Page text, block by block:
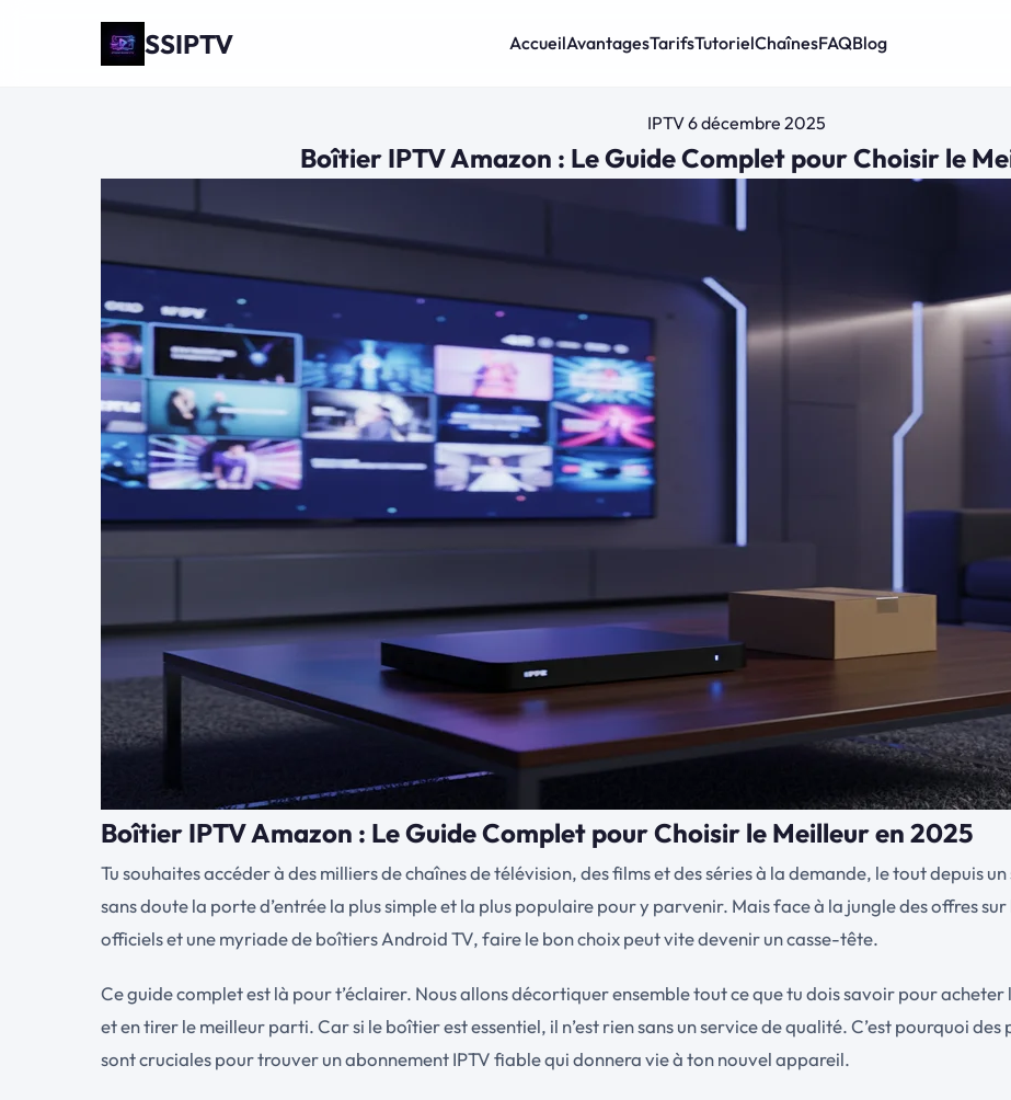
SSIPTV AccueilAvantagesTarifsTutorielChaînesFAQBlog
IPTV6 décembre 2025
Boîtier IPTV Amazon : Le Guide Complet pour Choisir le
Boîtier IPTV Amazon : Le Guide Complet pour Choisir le Meilleur en 2025
Tu souhaites accéder à des milliers de chaînes de télévision, des films et des séries à la demande, le tout depuis
sans doute la porte d’entrée la plus simple et la plus populaire pour y parvenir. Mais face à la jungle des offres
officiels et une myriade de boîtiers Android TV, faire le bon choix peut vite devenir un casse-tête.
Ce guide complet est là pour t’éclairer. Nous allons décortiquer ensemble tout ce que tu dois savoir pour
et en tirer le meilleur parti. Car si le boîtier est essentiel, il n’est rien sans un service de qualité. C’est pourquoi
sont cruciales pour trouver un abonnement IPTV fiable qui donnera vie à ton nouvel appareil.